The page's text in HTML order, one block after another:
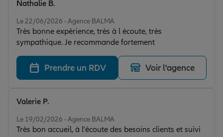
Le 22/06/2026 - Agence BALMA
Très bonne expérience, très à l écoute, très
sympathique. Je recommande fortement
Nathalie B.
Prendre un RDV Voir l'agence
Le 19/02/2026 - Agence BALMA
Très bon accueil, à l'écoute des besoins clients et suivi
Valerie P.